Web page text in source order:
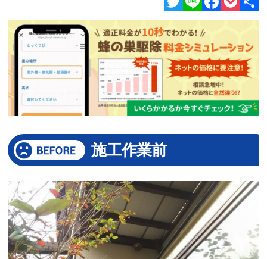
Twitter
LineFacebook
Pocket
共
施工作業前